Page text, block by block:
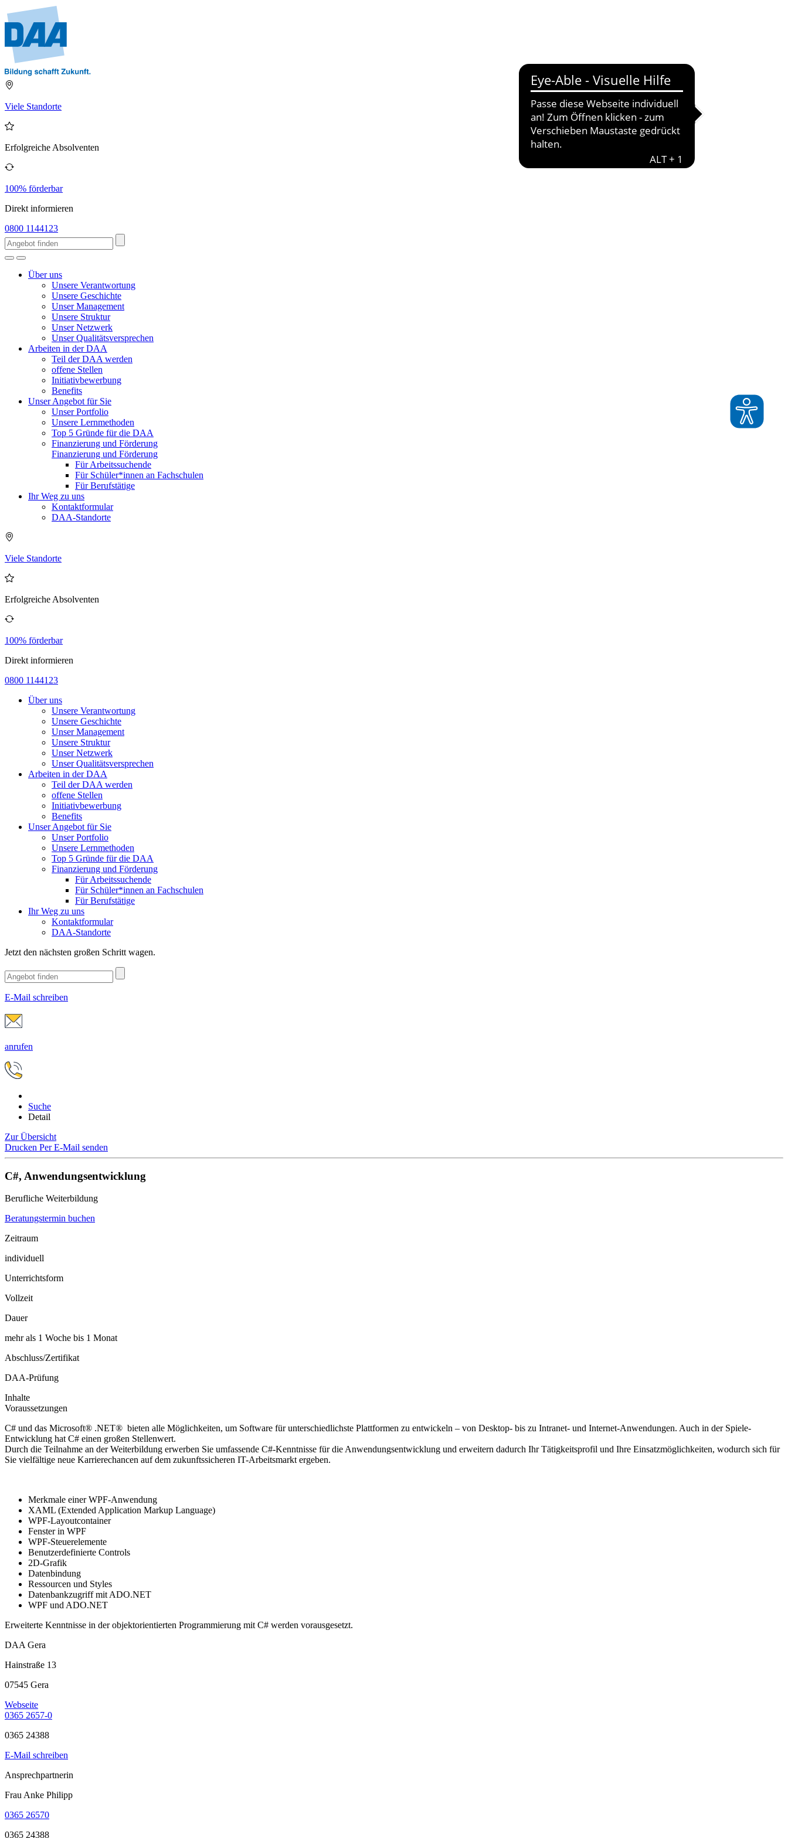
Viele Standorte
Erfolgreiche Absolventen
100% förderbar
Direkt informieren
0800 1144123
Über uns
Unsere Verantwortung
Unsere Geschichte
Unser Management
Unsere Struktur
Unser Netzwerk
Unser Qualitätsversprechen
Arbeiten in der DAA
Teil der DAA werden
offene Stellen
Initiativbewerbung
Benefits
Unser Angebot für Sie
Unser Portfolio
Unsere Lernmethoden
Top 5 Gründe für die DAA
Finanzierung und Förderung
Finanzierung und Förderung
Für Arbeitssuchende
Für Schüler*innen an Fachschulen
Für Berufstätige
Ihr Weg zu uns
Kontaktformular
DAA-Standorte
Viele Standorte
Erfolgreiche Absolventen
100% förderbar
Direkt informieren
0800 1144123
Über uns
Unsere Verantwortung
Unsere Geschichte
Unser Management
Unsere Struktur
Unser Netzwerk
Unser Qualitätsversprechen
Arbeiten in der DAA
Teil der DAA werden
offene Stellen
Initiativbewerbung
Benefits
Unser Angebot für Sie
Unser Portfolio
Unsere Lernmethoden
Top 5 Gründe für die DAA
Finanzierung und Förderung
Für Arbeitssuchende
Für Schüler*innen an Fachschulen
Für Berufstätige
Ihr Weg zu uns
Kontaktformular
DAA-Standorte
Jetzt den nächsten großen Schritt wagen.
E-Mail schreiben
anrufen
Suche
Detail
Zur Übersicht
Drucken Per E-Mail senden
C#, Anwendungsentwicklung
Berufliche Weiterbildung
Beratungstermin buchen
Zeitraum
individuell
Unterrichtsform
Vollzeit
Dauer
mehr als 1 Woche bis 1 Monat
Abschluss/Zertifikat
DAA-Prüfung
Inhalte
Voraussetzungen
C# und das Microsoft® .NET® bieten alle Möglichkeiten, um Software für unterschiedlichste Plattformen zu entwickeln – von Desktop- bis zu Intranet- und Internet-Anwendungen. Auch in der Spiele-
Entwicklung hat C# einen großen Stellenwert.
Durch die Teilnahme an der Weiterbildung erwerben Sie umfassende C#-Kenntnisse für die Anwendungsentwicklung und erweitern dadurch Ihr Tätigkeitsprofil und Ihre Einsatzmöglichkeiten, wodurch sich für
Sie vielfältige neue Karrierechancen auf dem zukunftssicheren IT-Arbeitsmarkt ergeben.
Merkmale einer WPF-Anwendung
XAML (Extended Application Markup Language)
WPF-Layoutcontainer
Fenster in WPF
WPF-Steuerelemente
Benutzerdefinierte Controls
2D-Grafik
Datenbindung
Ressourcen und Styles
Datenbankzugriff mit ADO.NET
WPF und ADO.NET
Erweiterte Kenntnisse in der objektorientierten Programmierung mit C# werden vorausgesetzt.
DAA Gera
Hainstraße 13
07545 Gera
Webseite
0365 2657-0
0365 24388
E-Mail schreiben
Ansprechpartnerin
Frau Anke Philipp
0365 26570
0365 24388